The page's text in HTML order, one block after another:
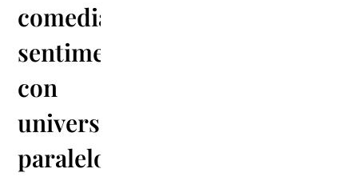
comedia
sentimental
con
universos
paralelos